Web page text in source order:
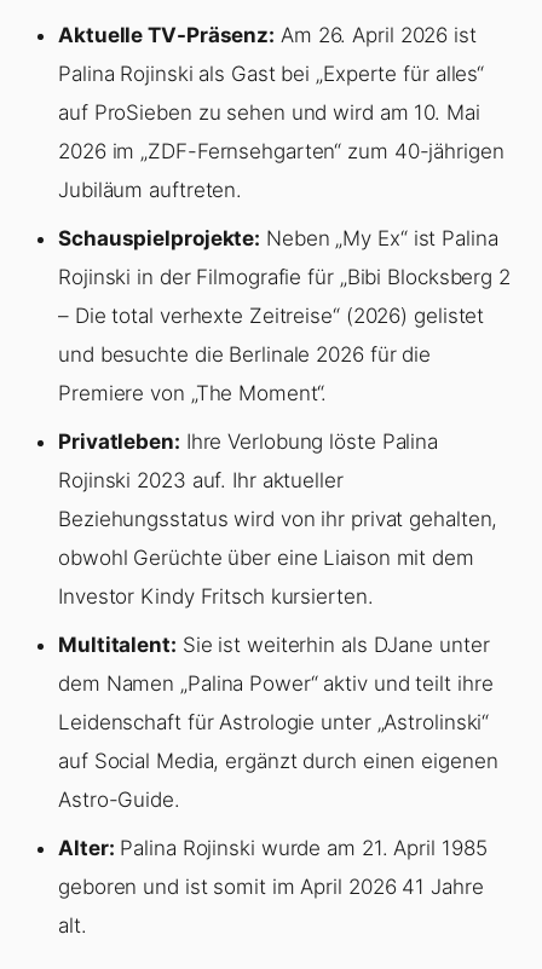
Aktuelle TV-Präsenz: Am 26. April 2026 ist
Palina Rojinski als Gast bei „Experte für alles“
auf ProSieben zu sehen und wird am 10. Mai
2026 im „ZDF-Fernsehgarten“ zum 40-jährigen
Jubiläum auftreten.
Schauspielprojekte: Neben „My Ex“ ist Palina
Rojinski in der Filmografie für „Bibi Blocksberg 2
– Die total verhexte Zeitreise“ (2026) gelistet
und besuchte die Berlinale 2026 für die
Premiere von „The Moment“.
Privatleben: Ihre Verlobung löste Palina
Rojinski 2023 auf. Ihr aktueller
Beziehungsstatus wird von ihr privat gehalten,
obwohl Gerüchte über eine Liaison mit dem
Investor Kindy Fritsch kursierten.
Multitalent: Sie ist weiterhin als DJane unter
dem Namen „Palina Power“ aktiv und teilt ihre
Leidenschaft für Astrologie unter „Astrolinski“
auf Social Media, ergänzt durch einen eigenen
Astro-Guide.
Alter: Palina Rojinski wurde am 21. April 1985
geboren und ist somit im April 2026 41 Jahre
alt.